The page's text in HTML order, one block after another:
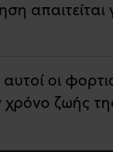
απαιτείται
οι
χρόνο ζωής